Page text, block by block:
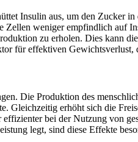
Insulin aus, um den Zucker
weniger empfindlich
zu erholen. Dies kann
für effektiven
Die Produktion des
Gleichzeitig erhöht sich die
bei der Nutzung von
legt, sind diese Effekte